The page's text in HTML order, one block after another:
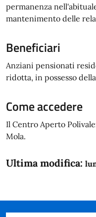
permanenza
mantenimento delle
Beneficiari
Anziani pensionati
ridotta, in possesso
Come accedere
Il Centro Aperto
Mola.
Ultima modifica: